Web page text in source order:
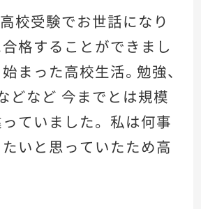
校受験でお世話になり
格することができまし
まった高校生活。勉強、
どなど 今までとは規模
ていました。 私は何事
いと思っていたため高